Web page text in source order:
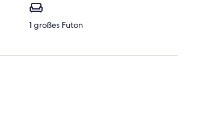
1 großes Futon